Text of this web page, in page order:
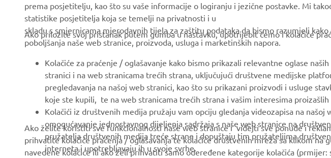
Brochures
Working at Yamaha
Become a Dealer
Human Rights Policy
Sustainability Basic Policy
Whistleblower Channel
Driving schools
Robotics
Partnerships
Technical information for
independent dealers
Yamalube Safety Data
Sheets
Mobile Apps
Croatia (Croatian) © Copyright - 2026 Yamaha
prema posjetitelju, kao što su vaše informacije o logiranju i jezične postavke. Mi
statistike posjetitelja koja se temelji na privatnosti i u
skladu s smjernicama mjerodavnih tijela za zaštitu podataka da bismo razumjeli
poboljšanja naše web stranice, proizvoda, usluga i marketinških napora.
Ako priložite svoj pristanak putem gumba u nastavku, upotrijebit ćemo i kolačiće
Kolačiće za praćenje / oglašavanje kako bismo prikazali relevantne oglase
stranici i na web stranicama trećih strana, uključujući društvene medijske
pregledavanja na našoj web stranici, kao što su prikazani proizvodi i usluge
koje ste kupili, te na web stranicama trećih strana i vašim interesima proizašlih
Kolačići iz društvenih medija pružaju vam opciju gledanja videozapisa na našoj
omogućavanje jednostavnog dijeljenja sadržaja s naše web stranice na
pružatelja društvenih medija treće strane i dopuštaju tim pružateljima
interneta i upotrebljavaju ih u svoje svrhe.
Ako želite koristiti sve funkcionalnosti naše web stranice i videjti sve ponude i
prihvatite kolačiće praćenja / oglašavanja te kolačiće društvenih mreža sa klikom na
navedene kolačiće ili ako želi prihvatiti samo odeređene kategorije kolačića